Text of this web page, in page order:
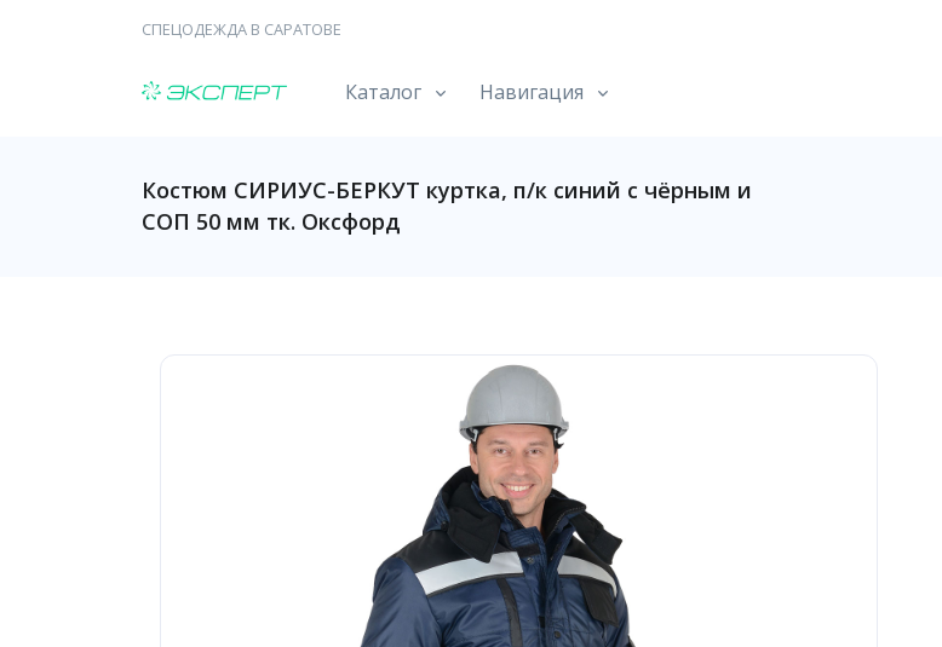
СПЕЦОДЕЖДА В САРАТОВЕ
Каталог Навигация
Костюм СИРИУС-БЕРКУТ куртка, п/к синий с чёрным и
СОП 50 мм тк. Оксфорд